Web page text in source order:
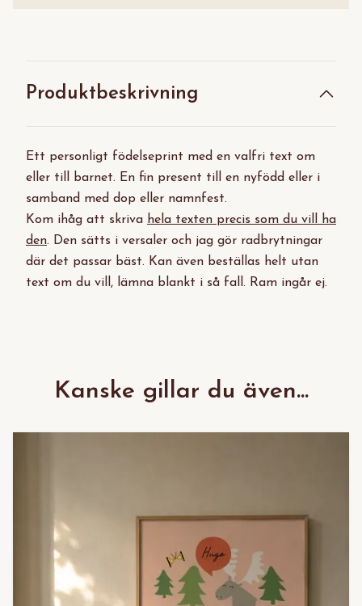
Produktbeskrivning
Ett personligt födelseprint med en valfri text om
eller till barnet. En fin present till en nyfödd eller i
samband med dop eller namnfest.
Kom ihåg att skriva hela texten precis som du vill ha
den. Den sätts i versaler och jag gör radbrytningar
där det passar bäst. Kan även beställas helt utan
text om du vill, lämna blankt i så fall. Ram ingår ej.
Kanske gillar du även...